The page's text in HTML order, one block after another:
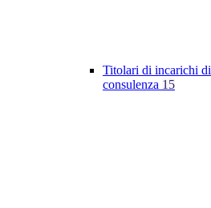
Titolari di incarichi
consulenza 15